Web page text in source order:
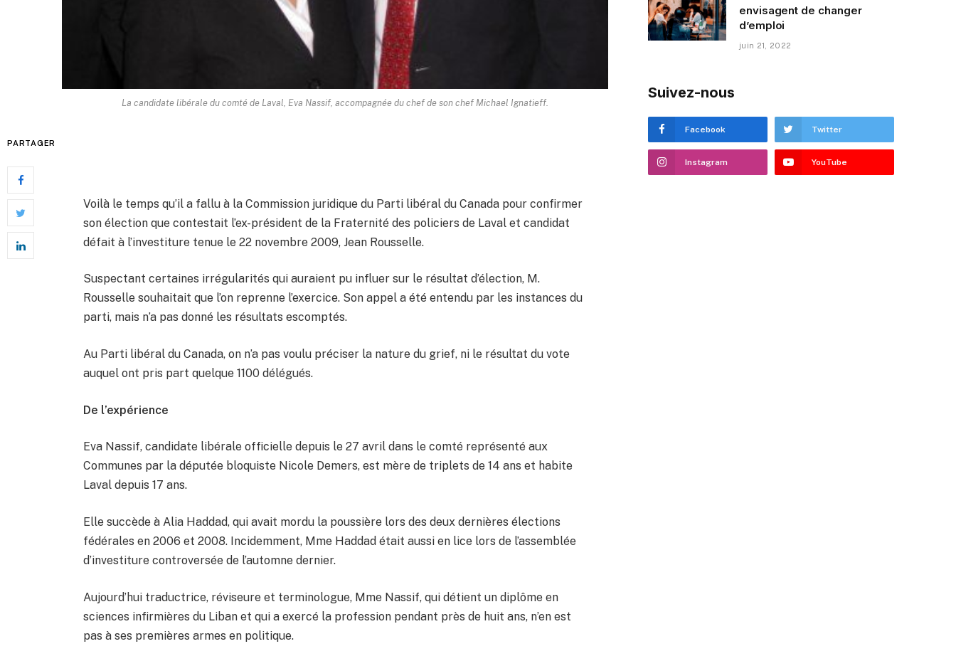
La candidate libérale du comté de Laval, Eva Nassif, accompagnée du chef de son chef Michael Ignatieff.
PARTAGER
Voilà le temps qu’il a fallu à la Commission juridique du Parti libéral du Canada pour confirmer
son élection que contestait l’ex-président de la Fraternité des policiers de Laval et candidat
défait à l’investiture tenue le 22 novembre 2009, Jean Rousselle.
Suspectant certaines irrégularités qui auraient pu influer sur le résultat d’élection, M.
Rousselle souhaitait que l’on reprenne l’exercice. Son appel a été entendu par les instances du
parti, mais n’a pas donné les résultats escomptés.
Au Parti libéral du Canada, on n’a pas voulu préciser la nature du grief, ni le résultat du vote
auquel ont pris part quelque 1100 délégués.
De l’expérience
Eva Nassif, candidate libérale officielle depuis le 27 avril dans le comté représenté aux
Communes par la députée bloquiste Nicole Demers, est mère de triplets de 14 ans et habite
Laval depuis 17 ans.
Elle succède à Alia Haddad, qui avait mordu la poussière lors des deux dernières élections
fédérales en 2006 et 2008. Incidemment, Mme Haddad était aussi en lice lors de l’assemblée
d’investiture controversée de l’automne dernier.
Aujourd’hui traductrice, réviseure et terminologue, Mme Nassif, qui détient un diplôme en
sciences infirmières du Liban et qui a exercé la profession pendant près de huit ans, n’en est
pas à ses premières armes en politique.
envisagent de changer
d’emploi
juin 21, 2022
Suivez-nous
Facebook Twitter
Instagram YouTube